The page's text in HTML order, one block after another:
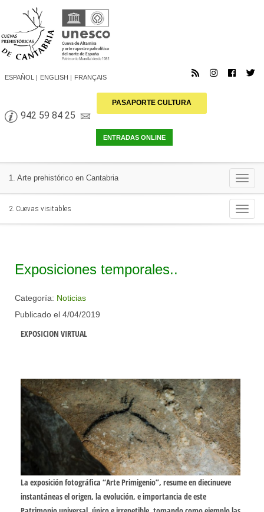
ESPAÑOL ENGLISH FRANÇAIS
942 59 84 25
PASAPORTE CULTURA
1. Arte prehistórico en Cantabria
2. Cuevas visitables
Exposiciones temporales..
Categoría: Noticias
Publicado el 4/04/2019
EXPOSICION VIRTUAL
La exposición fotográfica “Arte Primigenio”, resume en diecinueve
instantáneas el origen, la evolución, e importancia de este